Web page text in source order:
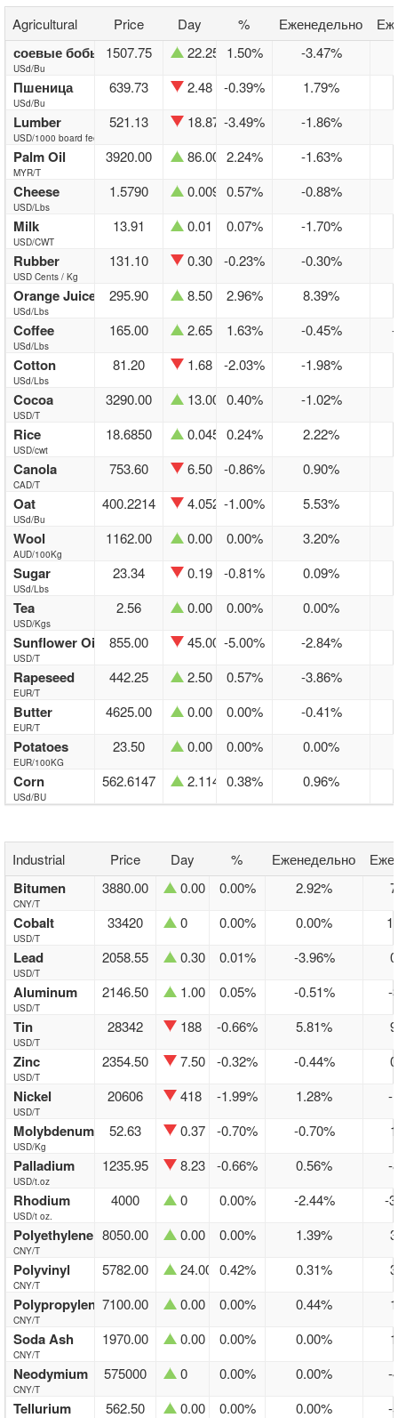
Agricultural Price Day % Еженедельно
соевые бобы
USd/Bu
1507.75 22.25 1.50% -3.47%
Пшеница
USd/Bu
639.73 2.48 -0.39% 1.79%
Lumber
USD/1000 board feet
521.13 18.87 -3.49% -1.86%
Palm Oil
MYR/T
3920.00 86.00 2.24% -1.63%
Cheese
USD/Lbs
1.5790 0.0090 0.57% -0.88%
Milk
USD/CWT
13.91 0.01 0.07% -1.70%
Rubber
USD Cents / Kg
131.10 0.30 -0.23% -0.30%
Orange Juice
USd/Lbs
295.90 8.50 2.96% 8.39%
Coffee
USd/Lbs
165.00 2.65 1.63% -0.45%
Cotton
USd/Lbs
81.20 1.68 -2.03% -1.98%
Cocoa
USD/T
3290.00 13.00 0.40% -1.02%
Rice
USD/cwt
18.6850 0.0450 0.24% 2.22%
Canola
CAD/T
753.60 6.50 -0.86% 0.90%
Oat
USd/Bu
400.2214 4.0523-1.00% 5.53%
Wool
AUD/100Kg
1162.00 0.00 0.00% 3.20%
Sugar
USd/Lbs
23.34 0.19 -0.81% 0.09%
Tea
USD/Kgs
2.56 0.00 0.00% 0.00%
Sunflower Oil
USD/T
855.00 45.00 -5.00% -2.84%
Rapeseed
EUR/T
442.25 2.50 0.57% -3.86%
Butter
EUR/T
4625.00 0.00 0.00% -0.41%
Potatoes
EUR/100KG
23.50 0.00 0.00% 0.00%
Corn
USd/BU
562.6147 2.1147 0.38% 0.96%
Industrial Price Day % Еженедельно
Bitumen
CNY/T
3880.00 0.00 0.00% 2.92%
Cobalt
USD/T
33420 0 0.00% 0.00%
Lead
USD/T
2058.55 0.30 0.01% -3.96%
Aluminum
USD/T
2146.50 1.00 0.05% -0.51% -
Tin
USD/T
28342 188 -0.66% 5.81%
Zinc
USD/T
2354.50 7.50 -0.32% -0.44%
Nickel
USD/T
20606 418 -1.99% 1.28% -
Molybdenum
USD/Kg
52.63 0.37 -0.70% -0.70%
Palladium
USD/t.oz
1235.95 8.23 -0.66% 0.56% -
Rhodium
USD/t oz.
4000 0 0.00% -2.44% -
Polyethylene
CNY/T
8050.00 0.00 0.00% 1.39%
Polyvinyl
CNY/T
5782.00 24.00 0.42% 0.31%
Polypropylene
CNY/T
7100.00 0.00 0.00% 0.44%
Soda Ash
CNY/T
1970.00 0.00 0.00% 0.00%
Neodymium
CNY/T
575000 0 0.00% 0.00% -
Tellurium 562.50 0.00 0.00% 0.00% -